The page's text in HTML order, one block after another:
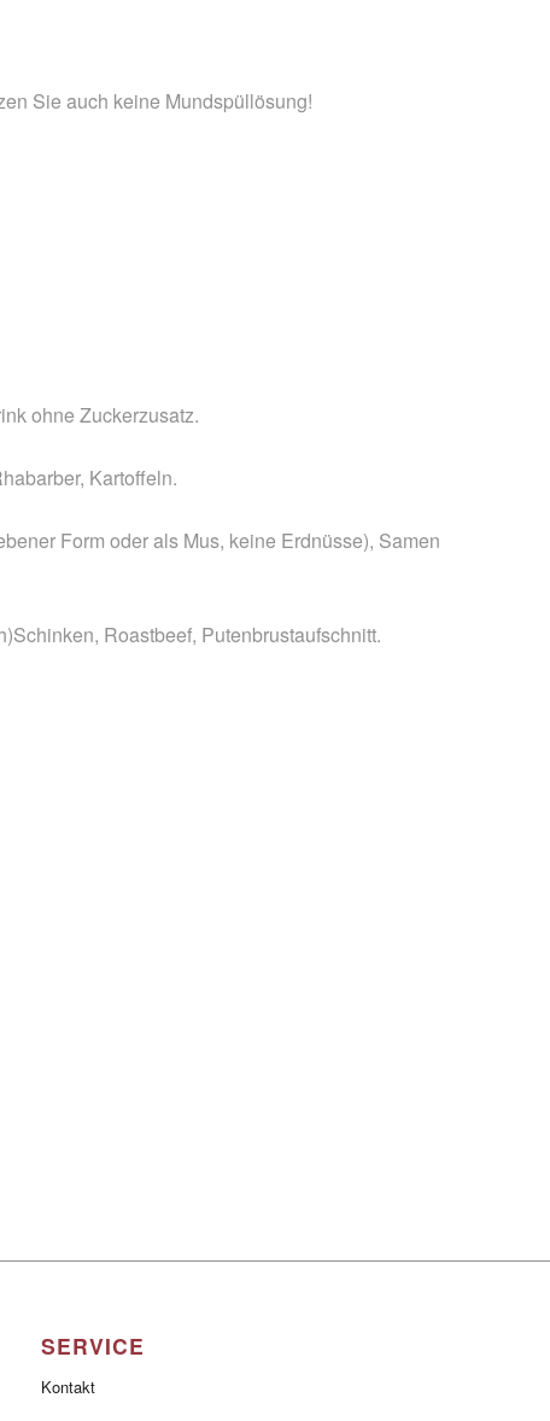
Sie auch keine Mundspüllösung!
ohne Zuckerzusatz.
Kartoffeln.
Form oder als Mus, keine Erdnüsse), Samen
Roastbeef, Putenbrustaufschnitt.
SERVICE
Kontakt